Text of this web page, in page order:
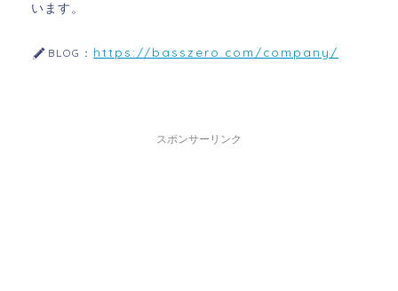
います。
BLOG： https://basszero.com/company/
スポンサーリンク